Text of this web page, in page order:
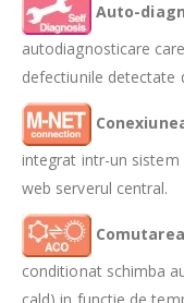
Auto-
autodiagnosticare
defectiunile detectate
integrat intr-un
web serverul central.
conditionat schimba